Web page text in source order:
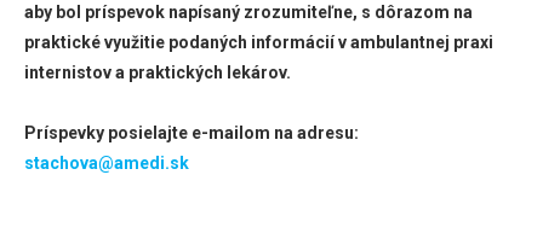
aby bol príspevok napísaný zrozumiteľne, s dôrazom na
praktické využitie podaných informácií v ambulantnej praxi
internistov a praktických lekárov.
Príspevky posielajte e-mailom na adresu:
stachova@amedi.sk